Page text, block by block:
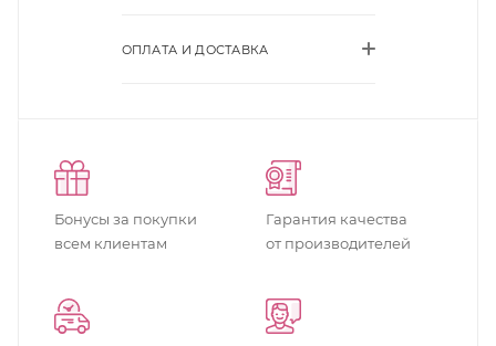
ОПЛАТА И ДОСТАВКА
Бонусы за покупки
всем клиентам
Гарантия качества
от производителей